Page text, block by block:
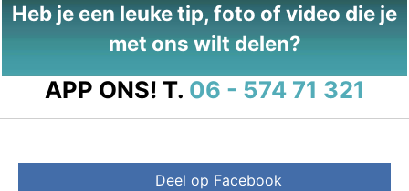
Heb je een leuke tip, foto of video die je
met ons wilt delen?
APP ONS! T. 06 - 574 71 321
Deel op Facebook